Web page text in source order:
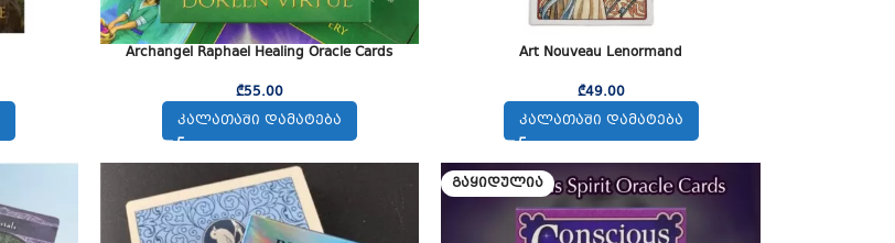
Archangel Raphael Healing Oracle Cards
₾55.00
ᲙᲐᲚᲐᲗᲐᲨᲘ ᲓᲐᲛᲐᲢᲔᲑᲐ
Art Nouveau Lenormand
₾49.00
ᲙᲐᲚᲐᲗᲐᲨᲘ ᲓᲐᲛᲐᲢᲔᲑᲐ
ᲒᲐᲧᲘᲓᲣᲚᲘᲐ